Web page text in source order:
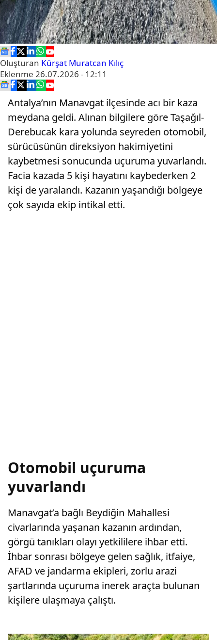
Oluşturan Kürşat Muratcan Kılıç
Eklenme 26.07.2026 - 12:11
Antalya’nın Manavgat ilçesinde acı bir kaza
meydana geldi. Alınan bilgilere göre Taşağıl-
Derebucak kara yolunda seyreden otomobil,
sürücüsünün direksiyon hakimiyetini
kaybetmesi sonucunda uçuruma yuvarlandı.
Facia kazada 5 kişi hayatını kaybederken 2
kişi de yaralandı. Kazanın yaşandığı bölgeye
çok sayıda ekip intikal etti.
Otomobil uçuruma
yuvarlandı
Manavgat’a bağlı Beydiğin Mahallesi
civarlarında yaşanan kazanın ardından,
görgü tanıkları olayı yetkililere ihbar etti.
İhbar sonrası bölgeye gelen sağlık, itfaiye,
AFAD ve jandarma ekipleri, zorlu arazi
şartlarında uçuruma inerek araçta bulunan
kişilere ulaşmaya çalıştı.